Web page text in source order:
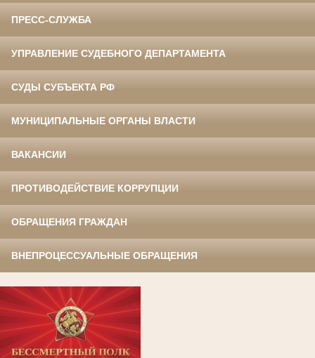
ПРЕСС-СЛУЖБА
УПРАВЛЕНИЕ СУДЕБНОГО ДЕПАРТАМЕНТА
СУДЫ СУБЪЕКТА РФ
МУНИЦИПАЛЬНЫЕ ОРГАНЫ ВЛАСТИ
ВАКАНСИИ
ПРОТИВОДЕЙСТВИЕ КОРРУПЦИИ
ОБРАЩЕНИЯ ГРАЖДАН
ВНЕПРОЦЕССУАЛЬНЫЕ ОБРАЩЕНИЯ